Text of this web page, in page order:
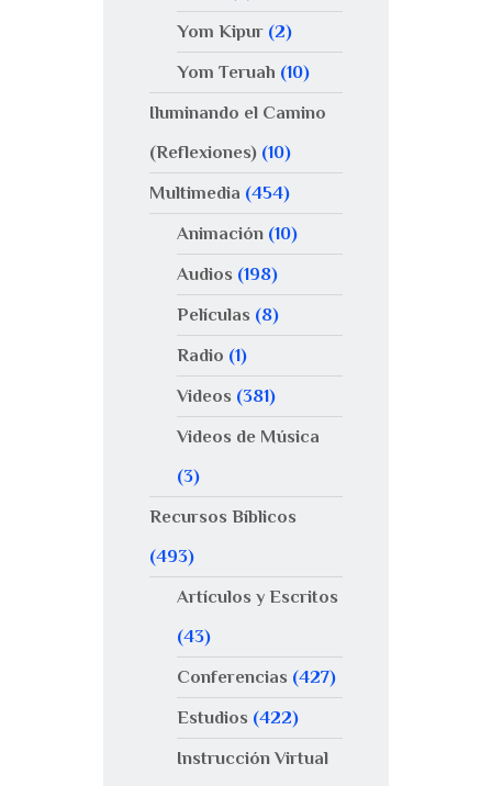
Yom Kipur(2)
Yom Teruah (10)
Iluminando el Camino
(Reflexiones) (10)
Multimedia (454)
Animación(10)
Audios (198)
Películas (8)
Radio (1)
Videos (381)
Videos de Música
(3)
Recursos Bíblicos
(493)
Artículos y Escritos
(43)
Conferencias (427)
Estudios (422)
Instrucción Virtual